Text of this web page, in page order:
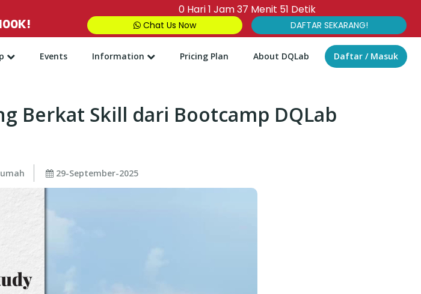
0Hari1Jam37Menit 50 Detik
Chat Us Now DAFTAR SEKARANG!
Events Information Pricing Plan About DQLab Daftar / Masuk
Berkat Skill dari Bootcamp DQLab
29-September-2025